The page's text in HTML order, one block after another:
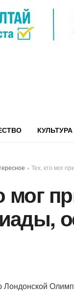
КУЛЬТУРА
» Тех, кто мог
мог
Лондонской